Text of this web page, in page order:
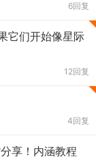
6回复
它们开始像星际
12回复
4回复
享！内涵教程